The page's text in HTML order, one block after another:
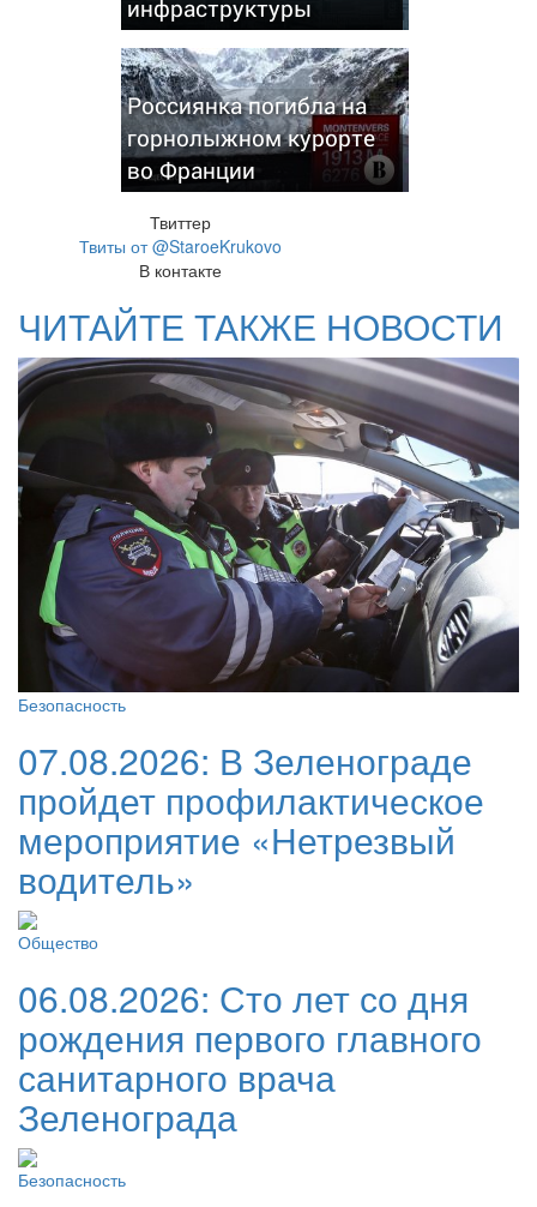
инфраструктуры
Россиянка погибла на
горнолыжном курорте
во Франции
Твиттер
Твиты от @StaroeKrukovo
В контакте
ЧИТАЙТЕ ТАКЖЕ НОВОСТИ
Безопасность
07.08.2026: В Зеленограде
пройдет профилактическое
мероприятие «Нетрезвый
водитель»
Общество
06.08.2026: Сто лет со дня
рождения первого главного
санитарного врача
Зеленограда
Безопасность